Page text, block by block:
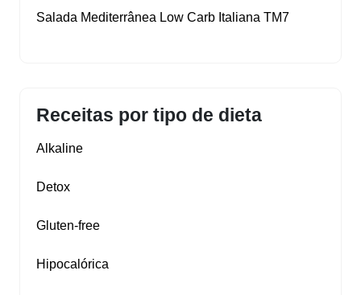
Salada Mediterrânea Low Carb Italiana TM7
Receitas por tipo de dieta
Alkaline
Detox
Gluten‑free
Hipocalórica